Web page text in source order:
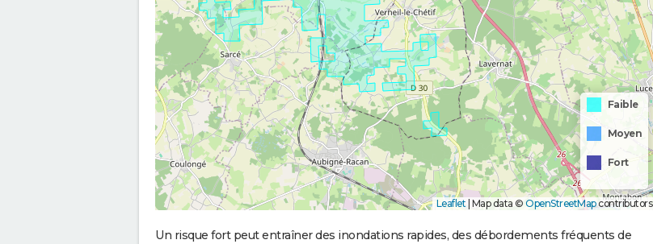
Faible
Moyen
Fort
Leaflet | Map data © OpenStreetMapcontributors
Un risque fort peut entraîner des inondations rapides, des débordements fréquents de